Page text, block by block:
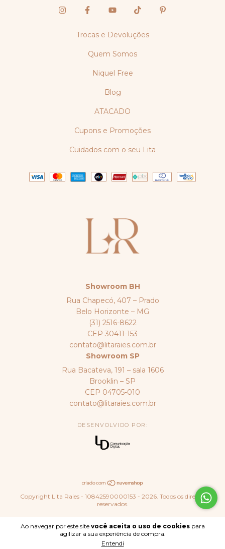
Ao navegar por este site você aceita o uso de cookiespara
agilizar a sua experiência de compra.
Entendi
Trocas e Devoluções
Quem Somos
Niquel Free
Blog
ATACADO
Cupons e Promoções
Cuidados com o seu Lita
Showroom BH
Rua Chapecó, 407 – Prado
Belo Horizonte – MG
(31) 2516-8622
CEP 30411-153
contato@litaraies.com.br
Showroom SP
Rua Bacateva, 191 – sala 1606
Brooklin – SP
CEP 04705-010
contato@litaraies.com.br
DESENVOLVIDO POR:
Copyright Lita Raies - 10842590000153 - 2026. Todos os direitos
reservados.